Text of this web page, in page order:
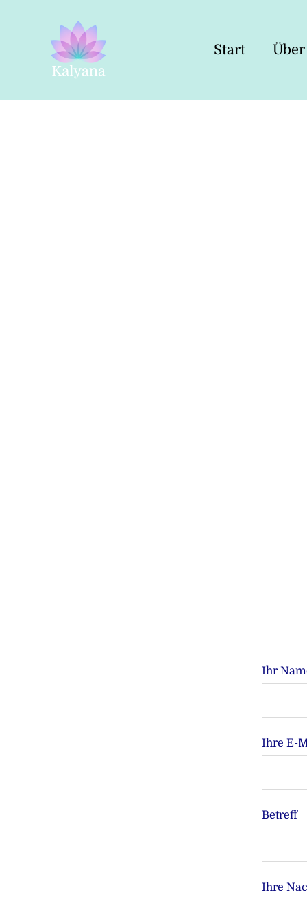
Yoga
Start
Ihr
Ihre E-
Betreff
Ihre